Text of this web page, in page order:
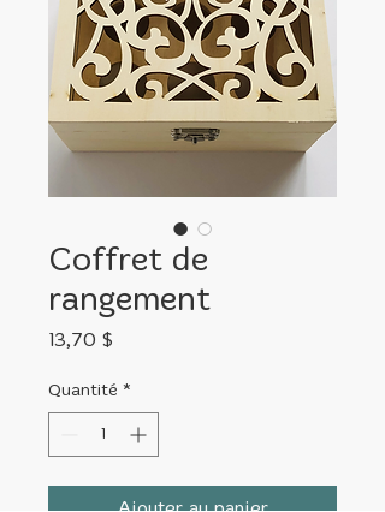
Coffret de
rangement
13,70 $
Quantité *